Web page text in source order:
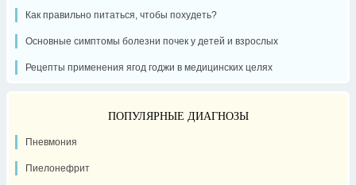
Как правильно питаться, чтобы похудеть?
Основные симптомы болезни почек у детей и взрослых
Рецепты применения ягод годжи в медицинских целях
ПОПУЛЯРНЫЕ ДИАГНОЗЫ
Пневмония
Пиелонефрит